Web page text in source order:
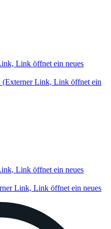
Link öffnet ein neues
(Externer Link, Link öffnet ein
Link öffnet ein neues
Link, Link öffnet ein neues